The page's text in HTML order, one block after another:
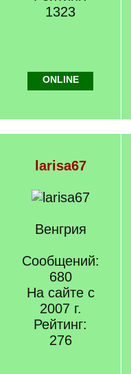
1323
ONLINE
larisa67
Венгрия
Сообщений:
680
На сайте с
2007 г.
Рейтинг:
276